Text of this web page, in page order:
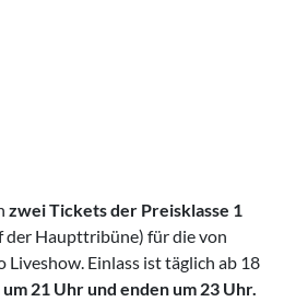
zwei Tickets der Preisklasse 1
der Haupttribüne) für die von
Einlass ist täglich ab 18
21 Uhr und enden um 23 Uhr.